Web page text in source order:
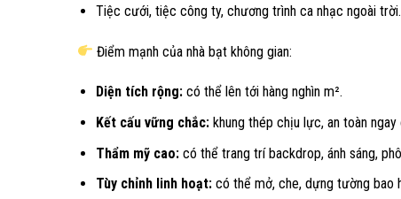
Tiệc cưới, tiệc công ty, chương trình ca nhạc ngoài trời.
Điểm mạnh của nhà bạt không gian:
Diện tích rộng:có thể lên tới hàng nghìn m².
Kết cấu vững chắc:khung thép chịu lực, an toàn
Thẩm mỹ cao:có thể trang trí backdrop, ánh sáng,
Tùy chỉnh linh hoạt:có thể mở, che, dựng tường bao